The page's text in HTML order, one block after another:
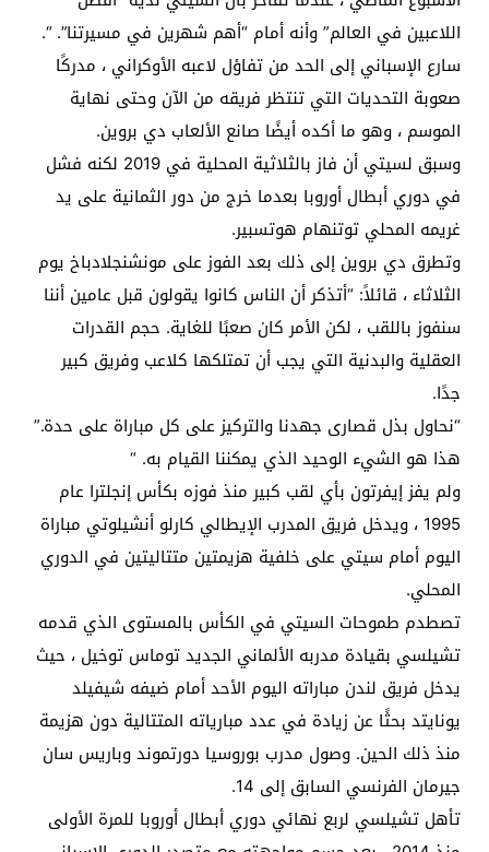
اللاعبين في العالم” وأنه أمام “أهم شهرين في مسيرتنا”. “.
سارع الإسباني إلى الحد من تفاؤل لاعبه الأوكراني ، مدركًا
صعوبة التحديات التي تنتظر فريقه من الآن وحتى نهاية
الموسم ، وهو ما أكده أيضًا صانع الألعاب دي بروين.
وسبق لسيتي أن فاز بالثلاثية المحلية في 2019 لكنه فشل
في دوري أبطال أوروبا بعدما خرج من دور الثمانية على يد
غريمه المحلي توتنهام هوتسبير.
وتطرق دي بروين إلى ذلك بعد الفوز على مونشنجلادباخ يوم
الثلاثاء ، قائلاً: “أتذكر أن الناس كانوا يقولون قبل عامين أننا
سنفوز باللقب ، لكن الأمر كان صعبًا للغاية. حجم القدرات
العقلية والبدنية التي يجب أن تمتلكها كلاعب وفريق كبير
جدًا.
“نحاول بذل قصارى جهدنا والتركيز على كل مباراة على حدة.”
هذا هو الشيء الوحيد الذي يمكننا القيام به. “
ولم يفز إيفرتون بأي لقب كبير منذ فوزه بكأس إنجلترا عام
1995 ، ويدخل فريق المدرب الإيطالي كارلو أنشيلوتي مباراة
اليوم أمام سيتي على خلفية هزيمتين متتاليتين في الدوري
المحلي.
تصطدم طموحات السيتي في الكأس بالمستوى الذي قدمه
تشيلسي بقيادة مدربه الألماني الجديد توماس توخيل ، حيث
يدخل فريق لندن مباراته اليوم الأحد أمام ضيفه شيفيلد
يونايتد بحثًا عن زيادة في عدد مبارياته المتتالية دون هزيمة
منذ ذلك الحين. وصول مدرب بوروسيا دورتموند وباريس سان
جيرمان الفرنسي السابق إلى 14.
تأهل تشيلسي لربع نهائي دوري أبطال أوروبا للمرة الأولى